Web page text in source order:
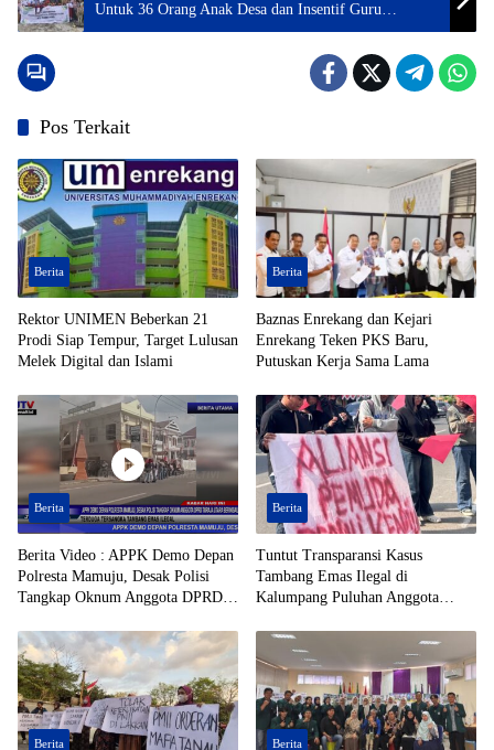
Untuk 36 Orang Anak Desa dan Insentif Guru
Honorer
Pos Terkait
Berita
Rektor UNIMEN Beberkan 21
Prodi Siap Tempur, Target Lulusan
Melek Digital dan Islami
Berita
Baznas Enrekang dan Kejari
Enrekang Teken PKS Baru,
Putuskan Kerja Sama Lama
Berita
Berita Video : APPK Demo Depan
Polresta Mamuju, Desak Polisi
Tangkap Oknum Anggota DPRD
Tersangka Tambang Emas Ilegal
Berita
Tuntut Transparansi Kasus
Tambang Emas Ilegal di
Kalumpang Puluhan Anggota
Berita Berita